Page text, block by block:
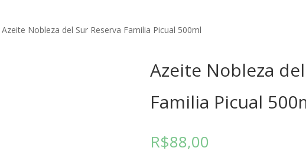
Nobleza del Sur Reserva Familia Picual 500ml
Azeite Nobleza
Familia Picual
R$88,00